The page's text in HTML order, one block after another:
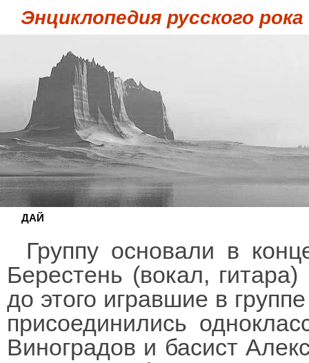
Энциклопедия русского рока
ДАЙ
Группу основали в
Берестень (вокал,
до этого игравшие в
присоединились
Виноградов и басист